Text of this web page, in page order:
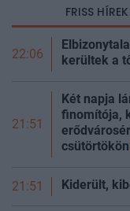
FRISS HÍREK
22:06
kerültek a
21:51
Két napja
finomítója,
csütörtökön
21:51 Kiderült,